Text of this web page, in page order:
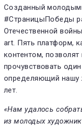
Созданный
#СтраницыПобеды
Отечественной
art. Пять платформ,
контентом,
прочувствовать
определяющий нашу
лет.
«Нам удалось
из молодых